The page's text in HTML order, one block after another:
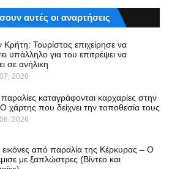
αυτές οι αναρτήσεις
Τουρίστας επιχείρησε να
υπάλληλο για του επιτρέψει να
σε ανήλικη
2026
καταγράφονται καρχαρίες στην
χάρτης που δείχνει την τοποθεσία τους
2026
εικόνες από παραλία της Κέρκυρας – Ο
με ξαπλώστρες (Βίντεο και